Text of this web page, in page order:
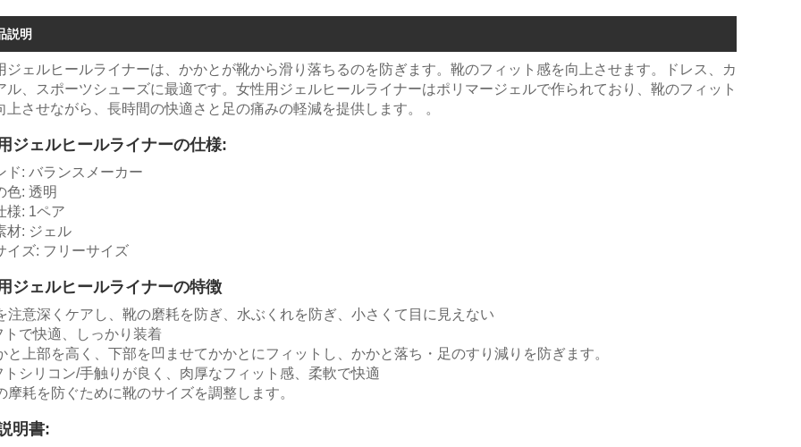
説明
ジェルヒールライナーは、かかとが靴から滑り落ちるのを防ぎます。靴のフィット感を向上させます。ドレス、カ
ル、スポーツシューズに最適です。女性用ジェルヒールライナーはポリマージェルで作られており、靴のフィット
上させながら、長時間の快適さと足の痛みの軽減を提供します。 。
ジェルヒールライナーの仕様:
ド: バランスメーカー
色: 透明
様: 1ペア
材: ジェル
イズ: フリーサイズ
ジェルヒールライナーの特徴
注意深くケアし、靴の磨耗を防ぎ、水ぶくれを防ぎ、小さくて目に見えない
トで快適、しっかり装着
と上部を高く、下部を凹ませてかかとにフィットし、かかと落ち・足のすり減りを防ぎます。
トシリコン/手触りが良く、肉厚なフィット感、柔軟で快適
摩耗を防ぐために靴のサイズを調整します。
明書: